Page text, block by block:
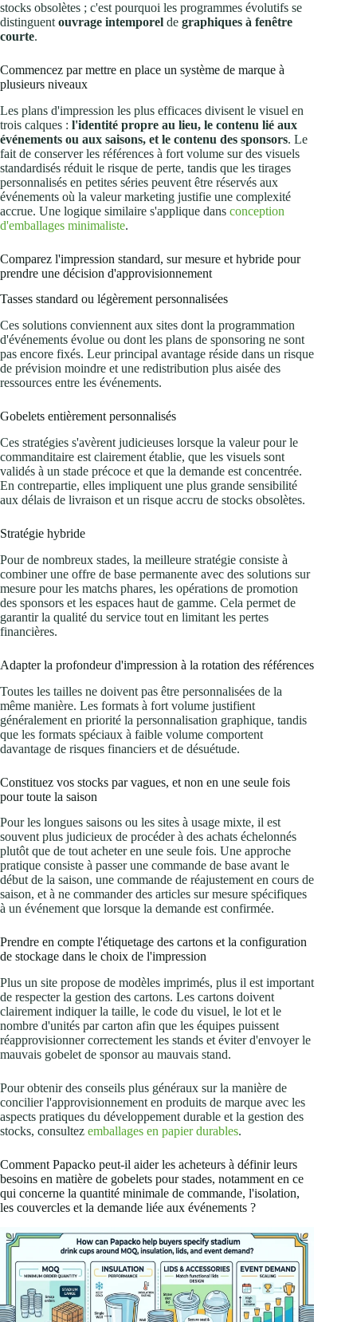
stocks obsolètes ; c'est pourquoi les programmes évolutifs se
distinguent ouvrage intemporel de graphiques à fenêtre
courte.
Commencez par mettre en place un système de marque à
plusieurs niveaux
Les plans d'impression les plus efficaces divisent le visuel en
trois calques : l'identité propre au lieu, le contenu lié aux
événements ou aux saisons, et le contenu des sponsors. Le
fait de conserver les références à fort volume sur des visuels
standardisés réduit le risque de perte, tandis que les tirages
personnalisés en petites séries peuvent être réservés aux
événements où la valeur marketing justifie une complexité
accrue. Une logique similaire s'applique dans conception
d'emballages minimaliste.
Comparez l'impression standard, sur mesure et hybride pour
prendre une décision d'approvisionnement
Tasses standard ou légèrement personnalisées
Ces solutions conviennent aux sites dont la programmation
d'événements évolue ou dont les plans de sponsoring ne sont
pas encore fixés. Leur principal avantage réside dans un risque
de prévision moindre et une redistribution plus aisée des
ressources entre les événements.
Gobelets entièrement personnalisés
Ces stratégies s'avèrent judicieuses lorsque la valeur pour le
commanditaire est clairement établie, que les visuels sont
validés à un stade précoce et que la demande est concentrée.
En contrepartie, elles impliquent une plus grande sensibilité
aux délais de livraison et un risque accru de stocks obsolètes.
Stratégie hybride
Pour de nombreux stades, la meilleure stratégie consiste à
combiner une offre de base permanente avec des solutions sur
mesure pour les matchs phares, les opérations de promotion
des sponsors et les espaces haut de gamme. Cela permet de
garantir la qualité du service tout en limitant les pertes
financières.
Adapter la profondeur d'impression à la rotation des références
Toutes les tailles ne doivent pas être personnalisées de la
même manière. Les formats à fort volume justifient
généralement en priorité la personnalisation graphique, tandis
que les formats spéciaux à faible volume comportent
davantage de risques financiers et de désuétude.
Constituez vos stocks par vagues, et non en une seule fois
pour toute la saison
Pour les longues saisons ou les sites à usage mixte, il est
souvent plus judicieux de procéder à des achats échelonnés
plutôt que de tout acheter en une seule fois. Une approche
pratique consiste à passer une commande de base avant le
début de la saison, une commande de réajustement en cours de
saison, et à ne commander des articles sur mesure spécifiques
à un événement que lorsque la demande est confirmée.
Prendre en compte l'étiquetage des cartons et la configuration
de stockage dans le choix de l'impression
Plus un site propose de modèles imprimés, plus il est important
de respecter la gestion des cartons. Les cartons doivent
clairement indiquer la taille, le code du visuel, le lot et le
nombre d'unités par carton afin que les équipes puissent
réapprovisionner correctement les stands et éviter d'envoyer le
mauvais gobelet de sponsor au mauvais stand.
Pour obtenir des conseils plus généraux sur la manière de
concilier l'approvisionnement en produits de marque avec les
aspects pratiques du développement durable et la gestion des
stocks, consultez emballages en papier durables.
Comment Papacko peut-il aider les acheteurs à définir leurs
besoins en matière de gobelets pour stades, notamment en ce
qui concerne la quantité minimale de commande, l'isolation,
les couvercles et la demande liée aux événements ?